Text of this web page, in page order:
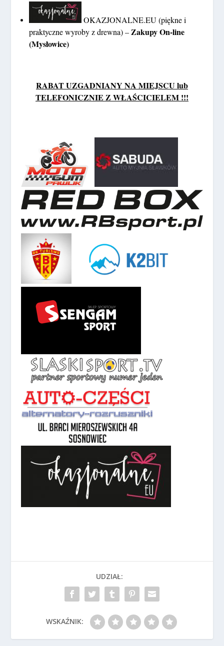
OKAZJONALNE.EU (piękne i
praktyczne wyroby z drewna) – Zakupy On-line
(Mysłowice)
RABAT UZGADNIANY NA MIEJSCU lub
TELEFONICZNIE Z WŁAŚCICIELEM !!!
UDZIAŁ:
WSKAŹNIK: